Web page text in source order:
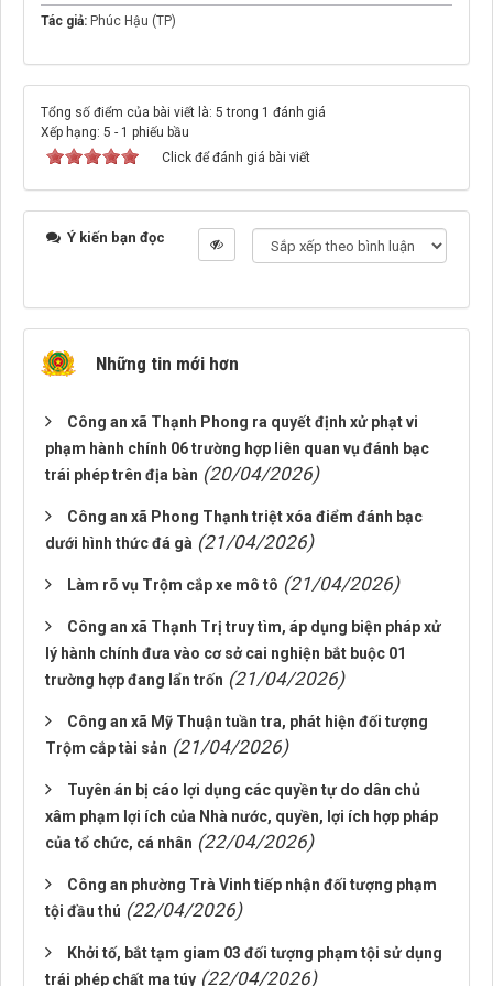
Tác giả: Phúc Hậu (TP)
Tổng số điểm của bài viết là: 5 trong 1 đánh giá
Xếp hạng: 5 - 1 phiếu bầu
Click để đánh giá bài viết
Ý kiến bạn đọc
Những tin mới hơn
Công an xã Thạnh Phong ra quyết định xử phạt vi
phạm hành chính 06 trường hợp liên quan vụ đánh bạc
trái phép trên địa bàn (20/04/2026)
Công an xã Phong Thạnh triệt xóa điểm đánh bạc
dưới hình thức đá gà (21/04/2026)
Làm rõ vụ Trộm cắp xe mô tô (21/04/2026)
Công an xã Thạnh Trị truy tìm, áp dụng biện pháp xử
lý hành chính đưa vào cơ sở cai nghiện bắt buộc 01
trường hợp đang lẩn trốn (21/04/2026)
Công an xã Mỹ Thuận tuần tra, phát hiện đối tượng
Trộm cắp tài sản (21/04/2026)
Tuyên án bị cáo lợi dụng các quyền tự do dân chủ
xâm phạm lợi ích của Nhà nước, quyền, lợi ích hợp pháp
của tổ chức, cá nhân (22/04/2026)
Công an phường Trà Vinh tiếp nhận đối tượng phạm
tội đầu thú (22/04/2026)
Khởi tố, bắt tạm giam 03 đối tượng phạm tội sử dụng
trái phép chất ma túy (22/04/2026)